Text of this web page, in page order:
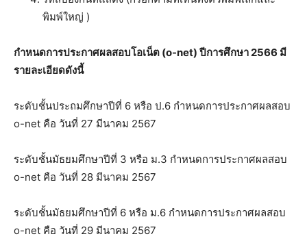
พิมพ์ใหญ่ )
กำหนดการประกาศผลสอบโอเน็ต (o-net) ปีการศึกษา 2566 มี
รายละเอียดดังนี้
ระดับชั้นประถมศึกษาปีที่ 6 หรือ ป.6 กำหนดการประกาศผลสอบ
o-net คือ วันที่ 27 มีนาคม 2567
ระดับชั้นมัธยมศึกษาปีที่ 3 หรือ ม.3 กำหนดการประกาศผลสอบ
o-net คือ วันที่ 28 มีนาคม 2567
ระดับชั้นมัธยมศึกษาปีที่ 6 หรือ ม.6 กำหนดการประกาศผลสอบ
o-net คือ วันที่ 29 มีนาคม 2567